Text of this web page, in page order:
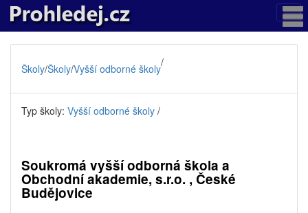
Školy/Školy/Vyšší odborné školy/
Typ školy: Vyšší odborné školy /
Soukromá vyšší odborná škola a
Obchodní akademie, s.r.o. , České
Budějovice